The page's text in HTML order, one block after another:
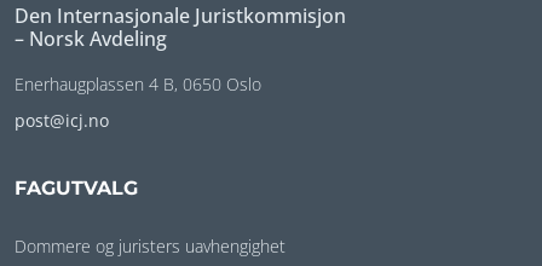
Den Internasjonale Juristkommisjon
– Norsk Avdeling
Enerhaugplassen 4 B, 0650 Oslo
post@icj.no
FAGUTVALG
Dommere og juristers uavhengighet